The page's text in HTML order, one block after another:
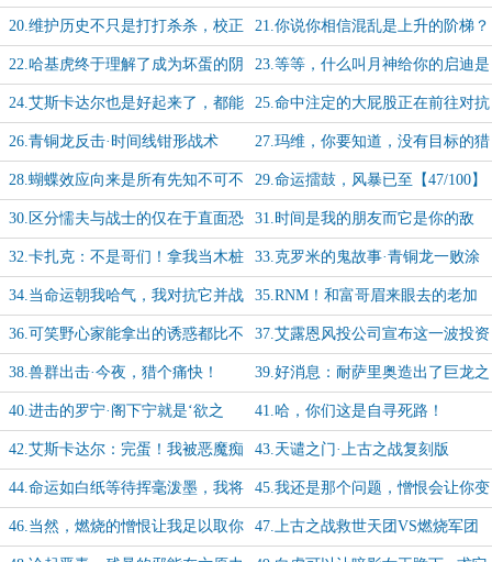
废柴【36/100】 【37/100】
20.维护历史不只是打打杀杀，校正
时间也要讲人情世故【38/100】
21.你说你相信混乱是上升的阶梯？
那你这辈子有了【39/100】
22.哈基虎终于理解了成为坏蛋的阴
暗乐趣【40/100】
23.等等，什么叫月神给你的启迪是
黑色的？【41/100】
24.艾斯卡达尔也是好起来了，都能
当狩猎导师了【42/100】
25.命中注定的大屁股正在前往对抗
路【43/100】
26.青铜龙反击·时间线钳形战术
【44/100】
27.玛维，你要知道，没有目标的猎
手，什么都不是【45/100】
28.蝴蝶效应向来是所有先知不可不
品的一环【46/100】
29.命运擂鼓，风暴已至【47/100】
30.区分懦夫与战士的仅在于直面恐
惧时的呐喊【48/100】
31.时间是我的朋友而它是你的敌
人，因此，游戏开始！【49/100】
32.卡扎克：不是哥们！拿我当木桩
打教学战呢？【50/100】
33.克罗米的鬼故事·青铜龙一败涂
地【51/100】
34.当命运朝我哈气，我对抗它并战
而胜之【52/100】
35.RNM！和富哥眉来眼去的老加
尼，你背叛了卑微者兄弟！
36.可笑野心家能拿出的诱惑都比不
上白虎的一根毛【54/100】
37.艾露恩风投公司宣布这一波投资
回报率达到300%！【55/100】
38.兽群出击·今夜，猎个痛快！
【56/100】
39.好消息：耐萨里奥造出了巨龙之
魂。坏消息：如上所述【57/100】
40.进击的罗宁·阁下宁就是‘欲之
煞’本煞吧？【58/100】
41.哈，你们这是自寻死路！
【59/100】
42.艾斯卡达尔：完蛋！我被恶魔痴
汉包围了【60/100】
43.天谴之门·上古之战复刻版
【61/100】
44.命运如白纸等待挥毫泼墨，我将
留下属于自己的爪印【62/100】
45.我还是那个问题，憎恨会让你变
得更强大吗？【63/100】
46.当然，燃烧的憎恨让我足以取你 47.上古之战救世天团VS燃烧军团